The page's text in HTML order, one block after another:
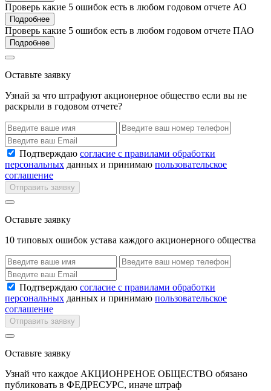
Проверь какие 5 ошибок есть в любом годовом отчете АО
Подробнее
Проверь какие 5 ошибок есть в любом годовом отчете ПАО
Подробнее
Оставьте заявку
Узнай за что штрафуют акционерное общество если вы не
раскрыли в годовом отчете?
Подтверждаю согласие с правилами обработки
персональных данных и принимаю пользовательское
соглашение
Отправить заявку
Оставьте заявку
10 типовых ошибок устава каждого акционерного общества
Подтверждаю согласие с правилами обработки
персональных данных и принимаю пользовательское
соглашение
Отправить заявку
Оставьте заявку
Узнай что каждое АКЦИОНРЕНОЕ ОБЩЕСТВО обязано
публиковать в ФЕДРЕСУРС, иначе штраф